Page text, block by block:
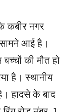
कबीर नगर
आई है।
की मौत हो
है। स्थानीय
हादसे के बाद